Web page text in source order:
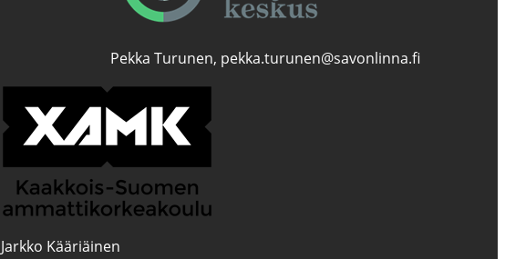
Pekka Turunen, pekka.turunen@savonlinna.fi
Jarkko Kääriäinen